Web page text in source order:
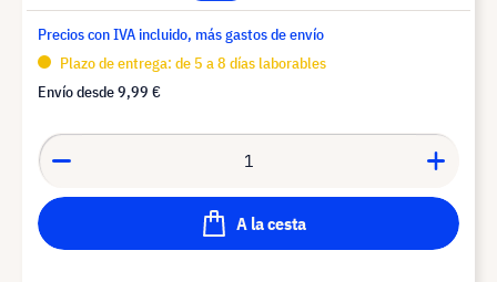
Precios con IVA incluido, más gastos de envío
Plazo de entrega: de 5 a 8 días laborables
Envío desde9,99 €
A la cesta